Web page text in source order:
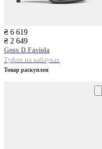
₴ 6 619
₴ 2 649
Geox D Faviola
Туфли на каблуках
Товар раскуплен